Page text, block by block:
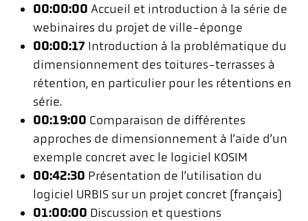
00:00:00 Accueil et introduction à la série de
webinaires du projet de ville-éponge
00:00:17 Introduction à la problématique du
dimensionnement des toitures-terrasses à
rétention, en particulier pour les rétentions en
série.
00:19:00 Comparaison de différentes
approches de dimensionnement à l’aide d’un
exemple concret avec le logiciel KOSIM
00:42:30 Présentation de l’utilisation du
logiciel URBIS sur un projet concret (français)
01:00:00 Discussion et questions